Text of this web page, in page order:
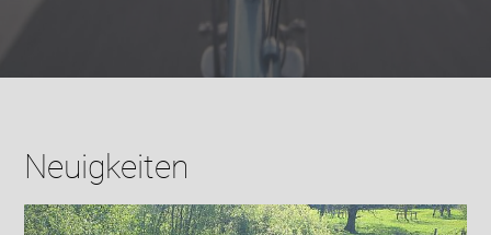
Neuigkeiten